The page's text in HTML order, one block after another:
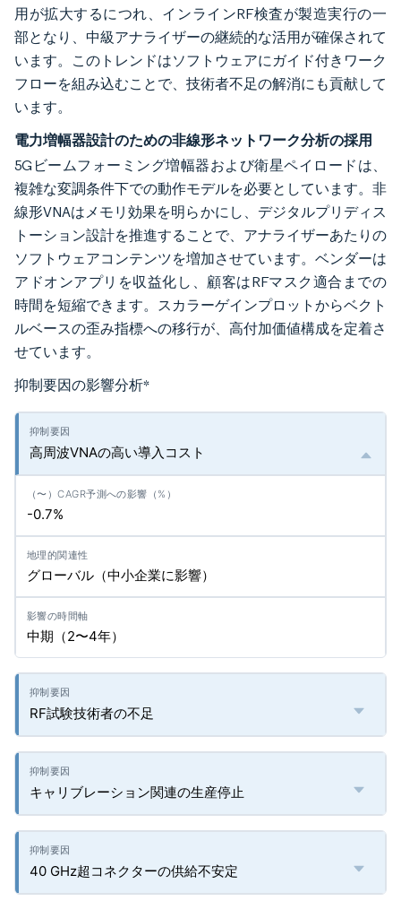
用が拡大するにつれ、インラインRF検査が製造実行の一
部となり、中級アナライザーの継続的な活用が確保されて
います。このトレンドはソフトウェアにガイド付きワーク
フローを組み込むことで、技術者不足の解消にも貢献して
います。
電力増幅器設計のための非線形ネットワーク分析の採用
5Gビームフォーミング増幅器および衛星ペイロードは、
複雑な変調条件下での動作モデルを必要としています。非
線形VNAはメモリ効果を明らかにし、デジタルプリディス
トーション設計を推進することで、アナライザーあたりの
ソフトウェアコンテンツを増加させています。ベンダーは
アドオンアプリを収益化し、顧客はRFマスク適合までの
時間を短縮できます。スカラーゲインプロットからベクト
ルベースの歪み指標への移行が、高付加価値構成を定着さ
せています。
抑制要因の影響分析*
高周波VNAの高い導入コスト
-0.7%
グローバル（中小企業に影響）
中期（2〜4年）
RF試験技術者の不足
キャリブレーション関連の生産停止
40 GHz超コネクターの供給不安定